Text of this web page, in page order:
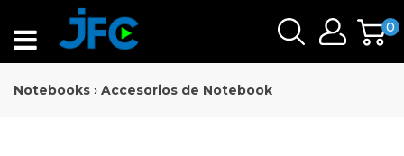
0
Notebooks › Accesorios de Notebook